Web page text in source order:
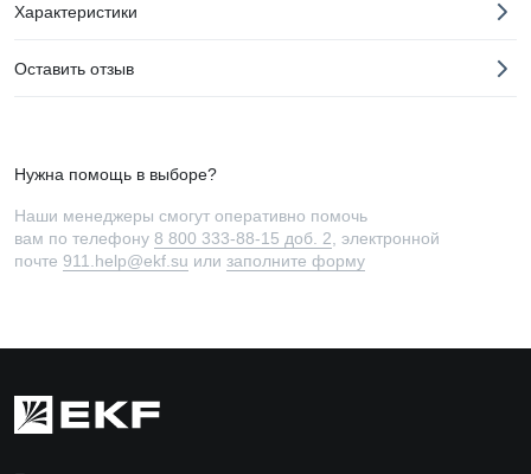
Характеристики
Оставить отзыв
Нужна помощь в выборе?
Наши менеджеры смогут оперативно помочь
вам по телефону 8 800 333-88-15 доб. 2 , электронной
почте 911.help@ekf.su или заполните форму